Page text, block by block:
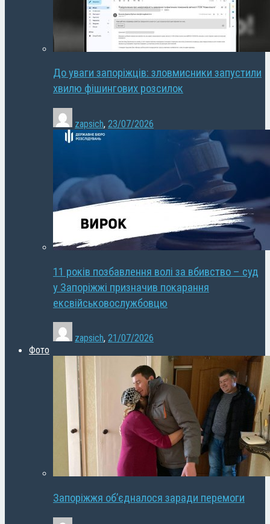
До уваги запоріжців: зловмисники запустили
хвилю фішингових розсилок
zapsich, 23/07/2026
11 років позбавлення волі за вбивство – суд
у Запоріжжі призначив покарання
ексвійськовослужбовцю
zapsich, 21/07/2026
Фото
Запоріжжя об’єдналося заради перемоги